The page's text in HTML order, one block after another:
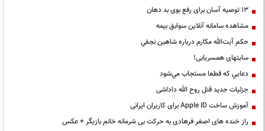
13 توصیه آسان برای رفع بوی بد دهان
مشاهده سامانه آنلاين سوابق بیمه
حكم آيت‌الله مكارم درباره شاهين نجفي
سایتهای همسریابی!
دعايي كه قطعا مستجاب مي‌شود
جزئیات جدید قتل روح الله داداشی
آموزش ساخت Apple ID برای کاربران ایرانی
راز خنده های اصغر فرهادی به حرکت بی شرمانه خانم بازیگر + عکس